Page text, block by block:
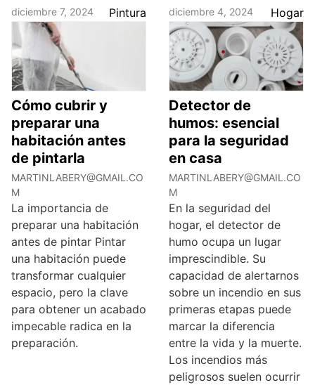
diciembre 7, 2024 Pintura
Cómo cubrir y
preparar una
habitación antes
de pintarla
MARTINLABERY@GMAIL.CO
M
La importancia de
preparar una habitación
antes de pintar Pintar
una habitación puede
transformar cualquier
espacio, pero la clave
para obtener un acabado
impecable radica en la
preparación.
diciembre 4, 2024 Hogar
Detector de
humos: esencial
para la seguridad
en casa
MARTINLABERY@GMAIL.CO
M
En la seguridad del
hogar, el detector de
humo ocupa un lugar
imprescindible. Su
capacidad de alertarnos
sobre un incendio en sus
primeras etapas puede
marcar la diferencia
entre la vida y la muerte.
Los incendios más
peligrosos suelen ocurrir